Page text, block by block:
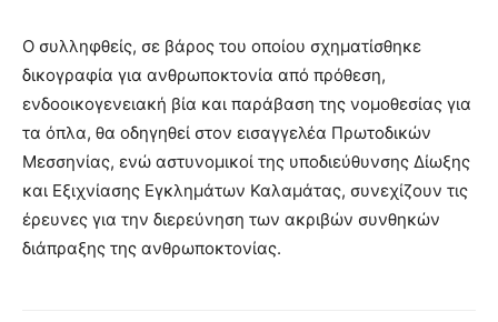
Ο συλληφθείς, σε βάρος του οποίου σχηματίσθηκε
δικογραφία για ανθρωποκτονία από πρόθεση,
ενδοοικογενειακή βία και παράβαση της νομοθεσίας για
τα όπλα, θα οδηγηθεί στον εισαγγελέα Πρωτοδικών
Μεσσηνίας, ενώ αστυνομικοί της υποδιεύθυνσης Δίωξης
και Εξιχνίασης Εγκλημάτων Καλαμάτας, συνεχίζουν τις
έρευνες για την διερεύνηση των ακριβών συνθηκών
διάπραξης της ανθρωποκτονίας.